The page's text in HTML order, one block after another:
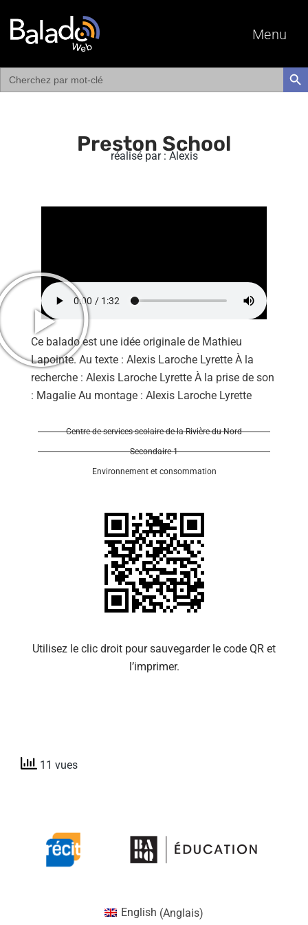
Menu
Search
for:
Preston School
réalisé par : Alexis
Ce balado est une idée originale de Mathieu
Lapointe. Au texte : Alexis Laroche Lyrette À la
recherche : Alexis Laroche Lyrette À la prise de son
: Magalie Au montage : Alexis Laroche Lyrette
Centre de services scolaire de la Rivière-du-Nord
Secondaire 1
Environnement et consommation
Utilisez le clic droit pour sauvegarder le code QR et
l’imprimer.
11 vues
English (Anglais)